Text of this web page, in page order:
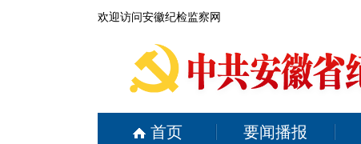
欢迎访问安徽纪检监察网
首页 要闻播报